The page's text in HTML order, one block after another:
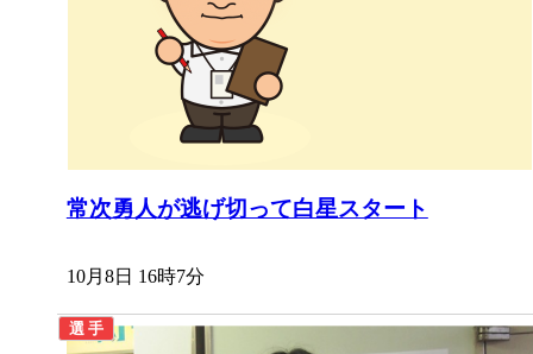
常次勇人が逃げ切って白星スタート
10月8日 16時7分